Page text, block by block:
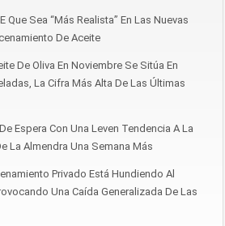
Que Sea “más Realista” En Las Nuevas
De Aceite
De Oliva En Noviembre Se Sitúa En
La Cifra Más Alta De Las Últimas
Espera Con Una Leven Tendencia A La
La Almendra Una Semana Más
Privado Está Hundiendo Al
Una Caída Generalizada De Las